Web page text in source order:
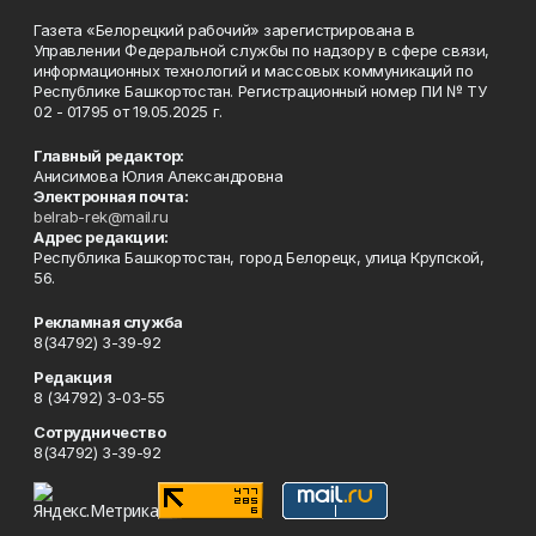
Газета «Белорецкий рабочий» зарегистрирована в
Управлении Федеральной службы по надзору в сфере связи,
информационных технологий и массовых коммуникаций по
Республике Башкортостан. Регистрационный номер ПИ № ТУ
02 - 01795 от 19.05.2025 г.
Главный редактор:
Анисимова Юлия Александровна
Электронная почта:
belrab-rek@mail.ru
Адрес редакции:
Республика Башкортостан, город Белорецк, улица Крупской,
56.
Рекламная служба
8(34792) 3-39-92
Редакция
8 (34792) 3-03-55
Сотрудничество
8(34792) 3-39-92